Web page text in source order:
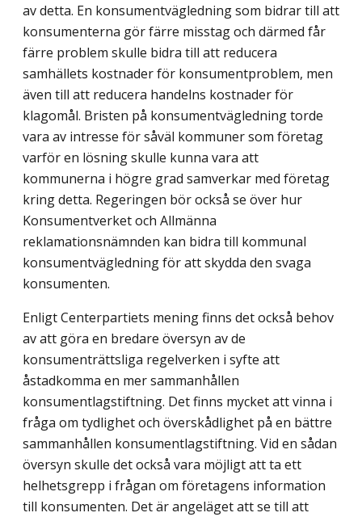
av detta. En konsumentvägledning som bidrar till att
konsumenterna gör färre misstag och därmed får
färre problem skulle bidra till att reducera
samhällets kostnader för konsumentproblem, men
även till att reducera handelns kostnader för
klagomål. Bristen på konsumentvägledning torde
vara av intresse för såväl kommuner som företag
varför en lösning skulle kunna vara att
kommunerna i högre grad samverkar med företag
kring detta. Regeringen bör också se över hur
Konsumentverket och Allmänna
reklamationsnämnden kan bidra till kommunal
konsumentvägledning för att skydda den svaga
konsumenten.
Enligt Centerpartiets mening finns det också behov
av att göra en bredare översyn av de
konsumenträttsliga regelverken i syfte att
åstadkomma en mer sammanhållen
konsumentlagstiftning. Det finns mycket att vinna i
fråga om tydlighet och över­skådlighet på en bättre
sammanhållen konsumentlagstiftning. Vid en sådan
översyn skulle det också vara möjligt att ta ett
helhetsgrepp i frågan om företagens information
till konsumenten. Det är angeläget att se till att